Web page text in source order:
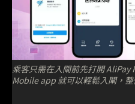
乘客只需在入閘前先打開 AliPay
Mobile app 就可以輕鬆入閘，